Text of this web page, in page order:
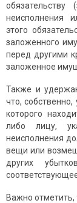
неисполнения
этого
заложенного
перед другими
заложенное
Также и
что,
которого
либо лицу,
неисполнения
вещи или
других
Важно